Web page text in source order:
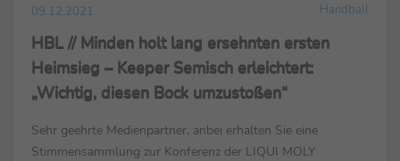
09.12.2021 Handball
HBL // Minden holt lang ersehnten ersten
Heimsieg – Keeper Semisch erleichtert:
„Wichtig, diesen Bock umzustoßen“
Sehr geehrte Medienpartner, anbei erhalten Sie eine
Stimmensammlung zur Konferenz der LIQUI MOLY